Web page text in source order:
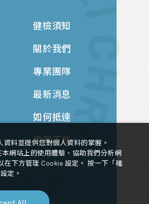
健檢須知
關於我們
專業團隊
最新消息
如何抵達
檔案下載
料並提供您對個人資料的掌握。
網站上的使用體驗、協助我們分析網
下方管理 Cookie 設定。 按一下「確
定。